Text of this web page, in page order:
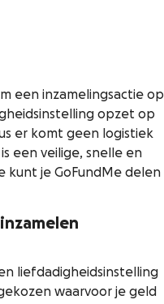
een inzamelingsactie op
opzet op
er komt geen logistiek
een veilige, snelle en
kunt je GoFundMe delen
liefdadigheidsinstelling
waarvoor je geld